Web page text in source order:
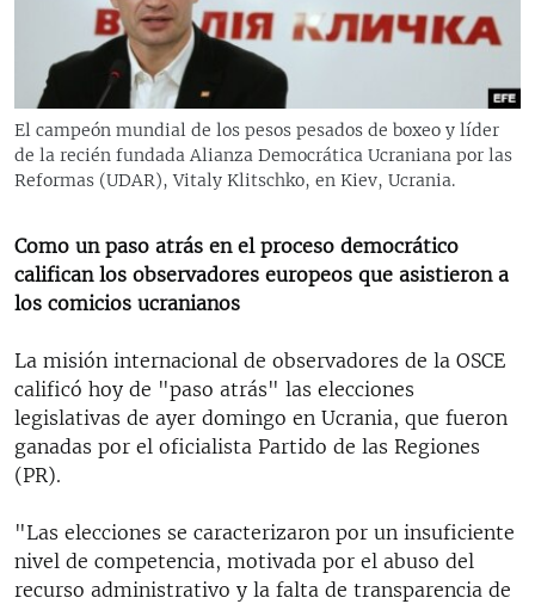
RADIO MARTÍ
ESPECIALES
ESPECIALES
LA REALIDAD DE LA VIVIENDA EN CUBA
SER VIEJO EN CUBA
KENTU-CUBANO
LOS SANTOS DE HIALEAH
LA INVASIÓN DE RUSIA A UCRANIA
MULTIMEDIA
EDITORIALES
El campeón mundial de los pesos pesados de boxeo y líder
de la recién fundada Alianza Democrática Ucraniana por las
Reformas (UDAR), Vitaly Klitschko, en Kiev, Ucrania.
Como un paso atrás en el proceso democrático
califican los observadores europeos que asistieron a
los comicios ucranianos
La misión internacional de observadores de la OSCE
calificó hoy de "paso atrás" las elecciones
legislativas de ayer domingo en Ucrania, que fueron
ganadas por el oficialista Partido de las Regiones
(PR).
"Las elecciones se caracterizaron por un insuficiente
nivel de competencia, motivada por el abuso del
recurso administrativo y la falta de transparencia de